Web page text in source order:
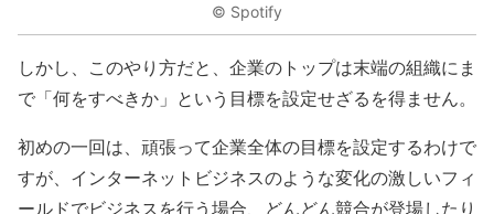
© Spotify
しかし、このやり方だと、企業のトップは末端の組織にま
で「何をすべきか」という目標を設定せざるを得ません。
初めの一回は、頑張って企業全体の目標を設定するわけで
すが、インターネットビジネスのような変化の激しいフィ
ールドでビジネスを行う場合、どんどん競合が登場したり